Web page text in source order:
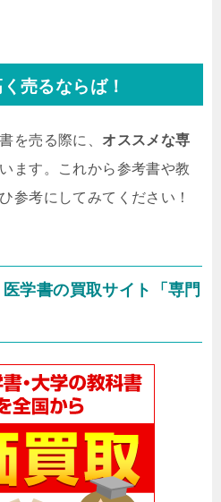
売るならば！
を売る際に、 オススメな専
ます。これから参考書や教
参考にしてみてください！
学書の買取サイト「専門